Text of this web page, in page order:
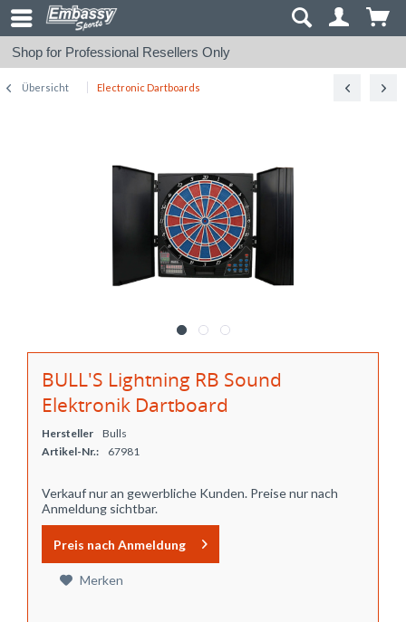
Shop for Professional Resellers Only
Übersicht Electronic Dartboards
BULL'S Lightning RB Sound
Elektronik Dartboard
Hersteller
Bulls
Artikel-Nr.:
67981
Verkauf nur an gewerbliche Kunden. Preise nur nach
Anmeldung sichtbar.
Preis nach Anmeldung
Merken